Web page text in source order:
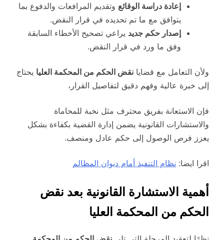
إعادة دراسة الوقائع وتقديم المرافعات والدفوع بما
يتوافق مع ما تم تحديده في قرار النقض.
إصدار حكم جديد يراعي تصحيح الأخطاء السابقة
وفق ما ورد في قرار النقض.
ولأن التعامل مع قضايا نقض الحكم من المحكمة العليا يحتاج
إلى خبرة عالية وفهم دقيق لتفاصيل القرار،
فإن الاستعانة بفريق محترف مثل نخبة للمحاماة
والاستشارات القانونية يضمن إدارة القضية بكفاءة بشكل
يعزز فرص الوصول إلى حكم عادل ومنصف.
اقرا ايضا: نظام التنفيذ أمام ديوان المظالم
أهمية الاستشارة القانونية بعد نقض
الحكم من المحكمة العليا